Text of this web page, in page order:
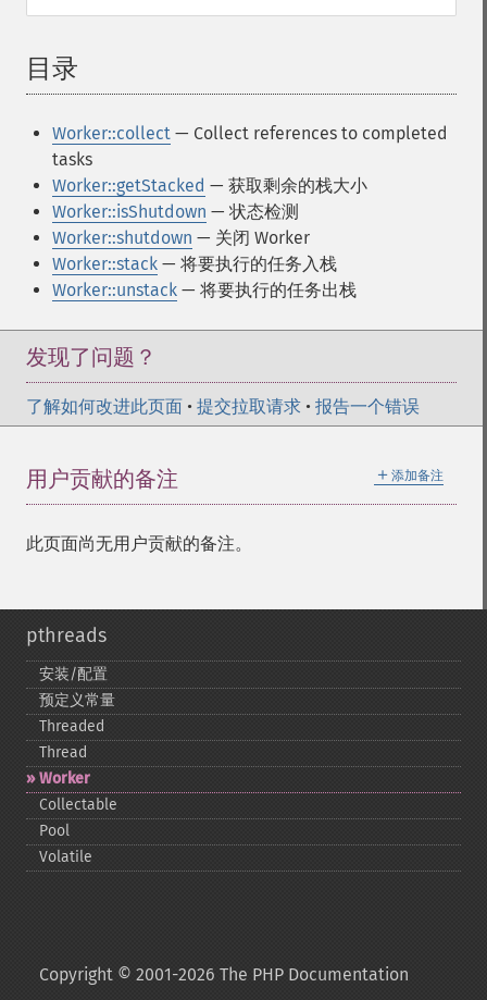
目录
Worker::collect — Collect references to completed
tasks
Worker::getStacked — 获取剩余的栈大小
Worker::isShutdown — 状态检测
Worker::shutdown — 关闭 Worker
Worker::stack — 将要执行的任务入栈
Worker::unstack — 将要执行的任务出栈
发现了问题？
了解如何改进此页面 • 提交拉取请求 • 报告一个错误
＋ 添加备注
用户贡献的备注
此页面尚无用户贡献的备注。
pthreads
安装/配置
预定义常量
Threaded
Thread
Worker
Collectable
Pool
Volatile
Copyright © 2001-2026 The PHP Documentation